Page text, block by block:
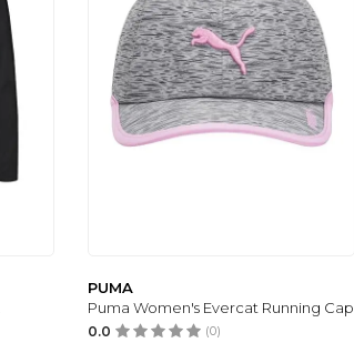
PUMA
Puma Women's Evercat Running Cap
0.0 (0)